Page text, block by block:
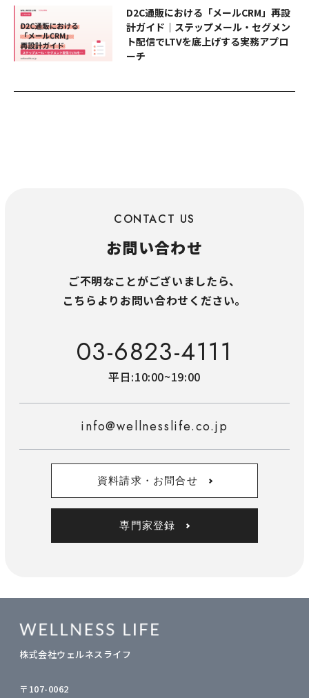
D2C通販における「メールCRM」再設
計ガイド｜ステップメール・セグメン
ト配信でLTVを底上げする実務アプロ
ーチ
CONTACT US
お問い合わせ
ご不明なことがございましたら、
こちらよりお問い合わせください。
03-6823-4111
平日:10:00~19:00
info@wellnesslife.co.jp
資料請求・お問合せ
専門家登録
株式会社ウェルネスライフ
〒107-0062